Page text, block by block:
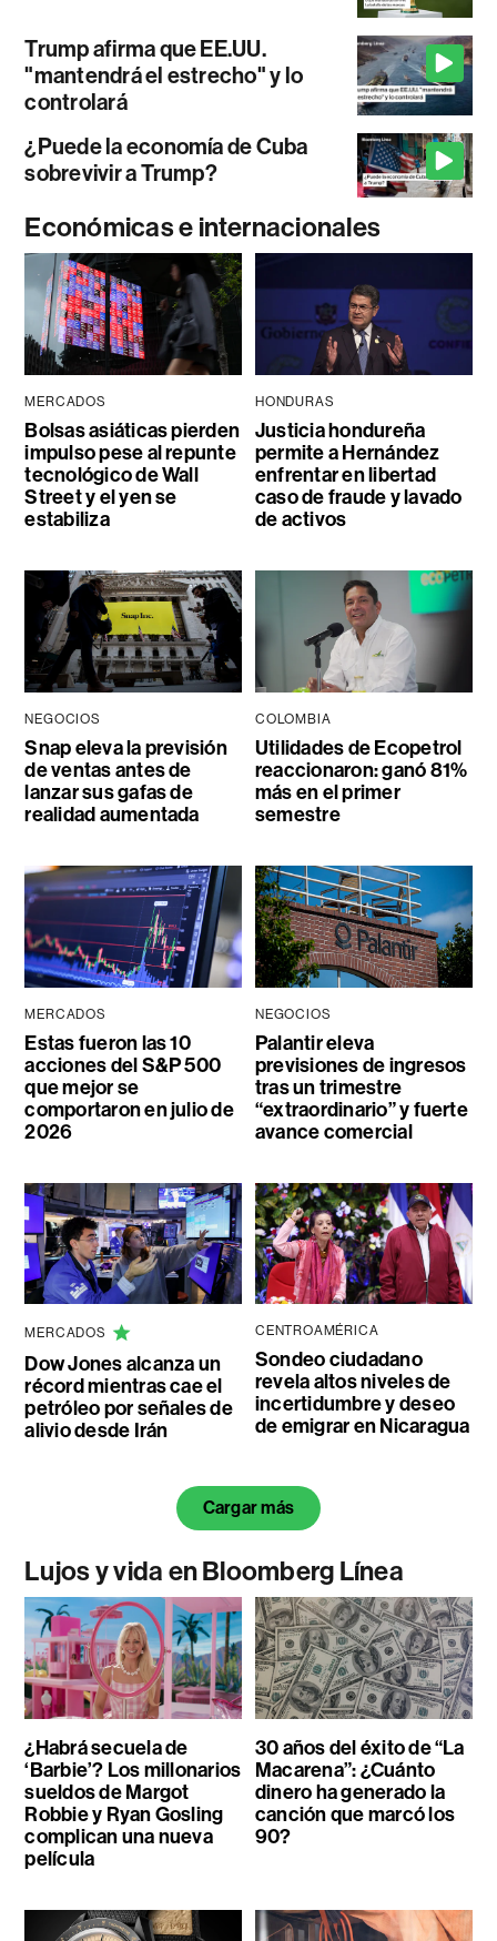
Trump afirma que EE.UU.
"mantendrá el estrecho" y lo
controlará
¿Puede la economía de Cuba
sobrevivir a Trump?
Económicas e internacionales
MERCADOS
Bolsas asiáticas pierden
impulso pese al repunte
tecnológico de Wall
Street y el yen se
estabiliza
HONDURAS
Justicia hondureña
permite a Hernández
enfrentar en libertad
caso de fraude y lavado
de activos
NEGOCIOS
Snap eleva la previsión
de ventas antes de
lanzar sus gafas de
realidad aumentada
COLOMBIA
Utilidades de Ecopetrol
reaccionaron: ganó 81%
más en el primer
semestre
MERCADOS
Estas fueron las 10
acciones del S&P 500
que mejor se
comportaron en julio de
2026
NEGOCIOS
Palantir eleva
previsiones de ingresos
tras un trimestre
“extraordinario” y fuerte
avance comercial
MERCADOS
Dow Jones alcanza un
récord mientras cae el
petróleo por señales de
alivio desde Irán
CENTROAMÉRICA
Sondeo ciudadano
revela altos niveles de
incertidumbre y deseo
de emigrar en Nicaragua
Cargar más
Lujos y vida en Bloomberg Línea
¿Habrá secuela de
‘Barbie’? Los millonarios
sueldos de Margot
Robbie y Ryan Gosling
complican una nueva
película
30 años del éxito de “La
Macarena”: ¿Cuánto
dinero ha generado la
canción que marcó los
90?